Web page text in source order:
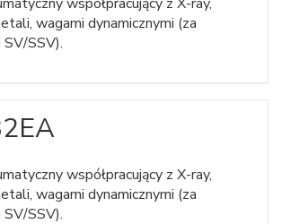
wagami dynamicznymi (za
SSV).
współpracujący z X-ray,
wagami dynamicznymi (za
SSV).